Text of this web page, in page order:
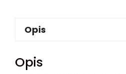
Opis
Opis